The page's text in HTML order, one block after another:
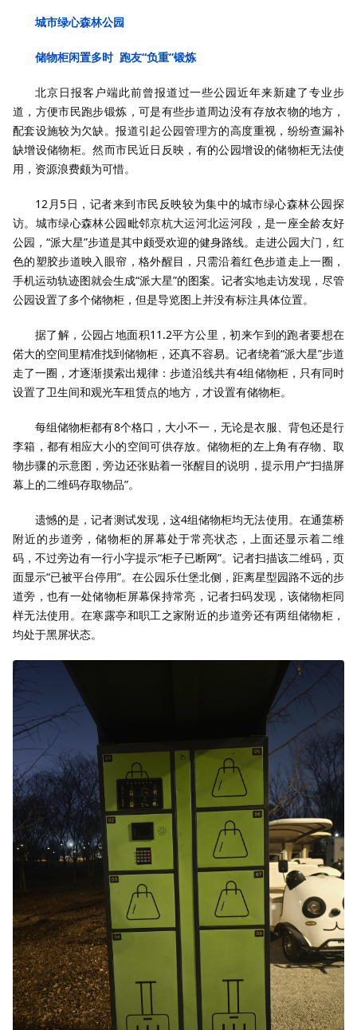
城市绿心森林公园
储物柜闲置多时 跑友“负重”锻炼
北京日报客户端此前曾报道过一些公园近年来新建了专业步
道，方便市民跑步锻炼，可是有些步道周边没有存放衣物的地方，
配套设施较为欠缺。报道引起公园管理方的高度重视，纷纷查漏补
缺增设储物柜。然而市民近日反映，有的公园增设的储物柜无法使
用，资源浪费颇为可惜。
12月5日，记者来到市民反映较为集中的城市绿心森林公园探
访。城市绿心森林公园毗邻京杭大运河北运河段，是一座全龄友好
公园，“派大星”步道是其中颇受欢迎的健身路线。走进公园大门，红
色的塑胶步道映入眼帘，格外醒目，只需沿着红色步道走上一圈，
手机运动轨迹图就会生成“派大星”的图案。记者实地走访发现，尽管
公园设置了多个储物柜，但是导览图上并没有标注具体位置。
据了解，公园占地面积11.2平方公里，初来乍到的跑者要想在
偌大的空间里精准找到储物柜，还真不容易。记者绕着“派大星”步道
走了一圈，才逐渐摸索出规律：步道沿线共有4组储物柜，只有同时
设置了卫生间和观光车租赁点的地方，才设置有储物柜。
每组储物柜都有8个格口，大小不一，无论是衣服、背包还是行
李箱，都有相应大小的空间可供存放。储物柜的左上角有存物、取
物步骤的示意图，旁边还张贴着一张醒目的说明，提示用户“扫描屏
幕上的二维码存取物品”。
遗憾的是，记者测试发现，这4组储物柜均无法使用。在通蕖桥
附近的步道旁，储物柜的屏幕处于常亮状态，上面还显示着二维
码，不过旁边有一行小字提示“柜子已断网”。记者扫描该二维码，页
面显示“已被平台停用”。在公园乐仕堡北侧，距离星型园路不远的步
道旁，也有一处储物柜屏幕保持常亮，记者扫码发现，该储物柜同
样无法使用。在寒露亭和职工之家附近的步道旁还有两组储物柜，
均处于黑屏状态。